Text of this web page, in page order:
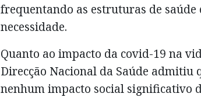
frequentando as estruturas de saúde
necessidade.
Quanto ao impacto da covid-19 na
Direcção Nacional da Saúde admitiu
nenhum impacto social significativo